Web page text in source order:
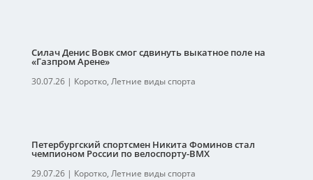
Силач Денис Вовк смог сдвинуть выкатное поле на
«Газпром Арене»
30.07.26| Коротко, Летние виды спорта
Петербургский спортсмен Никита Фоминов стал
чемпионом России по велоспорту-ВМХ
29.07.26| Коротко, Летние виды спорта